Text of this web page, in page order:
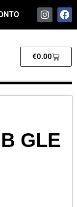
€0.00
GLE